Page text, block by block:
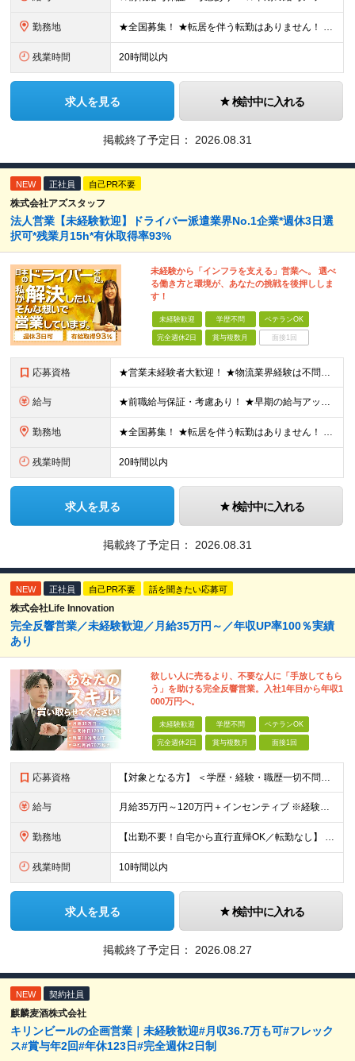
勤務地 ★全国募集！ ★転居を伴う転勤はありません！ ★U・Iターン歓迎！ ＼本社／ 東京都新宿区西新宿1-20-3 西新宿髙木ビル2階 ＼希望の拠点・営業所に配属します！／ 【北海道・東北エリア】 北海
残業時間 20時間以内
求人を見る 検討中に入れる
掲載終了予定日： 2026.08.31
NEW 正社員 自己PR不要
株式会社アズスタッフ
法人営業【未経験歓迎】ドライバー派遣業界No.1企業*週休3日選
択可*残業月15h*有休取得率93%
未経験から「インフラを支える」営業へ。 選べ
る働き方と環境が、あなたの挑戦を後押ししま
す！
未経験歓迎 学歴不問 ベテランOK
完全週休2日 賞与複数月 面接1回
応募資格 ★営業未経験者大歓迎！ ★物流業界経験は不問！ ★学歴不問！ ★第二新卒歓迎！ ★ブランクOK！ ＼こんな方にピッタリです！／ ・「圧倒的No.1」を目指す環境で、熱く働きたい方 ・仕事も遊びも、メ
給与 ★前職給与保証・考慮あり！ ★早期の給与アップが可能です 月給24万9113円以上＋賞与年2回＋各種手当 ※経験やスキルを考慮し決定します。 ※試用期間6カ月（その間の給与・待遇に差異はありません
勤務地 ★全国募集！ ★転居を伴う転勤はありません！ ★U・Iターン歓迎！ ＼本社／ 東京都新宿区西新宿1-20-3 西新宿髙木ビル2階 ＼希望の拠点・営業所に配属します！／ 【北海道・東北エリア】 北海
残業時間 20時間以内
求人を見る 検討中に入れる
掲載終了予定日： 2026.08.31
NEW 正社員 自己PR不要 話を聞きたい応募可
株式会社Life Innovation
完全反響営業／未経験歓迎／月給35万円～／年収UP率100％実績
あり
欲しい人に売るより、不要な人に「手放してもら
う」を助ける完全反響営業。入社1年目から年収1
000万円へ。
未経験歓迎 学歴不問 ベテランOK
完全週休2日 賞与複数月 面接1回
応募資格 【対象となる方】 ＜学歴・経験・職歴一切不問！未経験・第二新卒歓迎＞ ★正社員・社会人デビューを目指す方も大歓迎！ これまでの転職回数やブランクは一切問いません。意欲と人柄重視の採用です！ 【必須条
給与 月給35万円～120万円＋インセンティブ ※経験やスキルを考慮し優遇します ※1カ月に1回のFB面談をもとに、給与の査定を行います 「売る」のではなく「買い取る」営業なので、未経験スタートでも成果が
勤務地 【出勤不要！自宅から直行直帰OK／転勤なし】 ★業績拡大につき、大阪市に新拠点オープン♪ 大阪府大阪市中央区農人橋3丁目2-7 堺筋本町千寿ビル6F ＜アクセス＞ Osaka Metro中央線・堺
残業時間 10時間以内
求人を見る 検討中に入れる
掲載終了予定日： 2026.08.27
NEW 契約社員
麒麟麦酒株式会社
キリンビールの企画営業｜未経験歓迎#月収36.7万も可#フレック
ス#賞与年2回#年休123日#完全週休2日制